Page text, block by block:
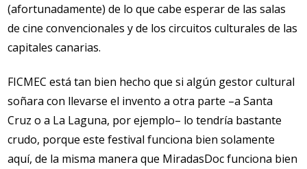
(afortunadamente) de lo que cabe esperar de las salas
de cine convencionales y de los circuitos culturales de las
capitales canarias.
FICMEC está tan bien hecho que si algún gestor cultural
soñara con llevarse el invento a otra parte –a Santa
Cruz o a La Laguna, por ejemplo– lo tendría bastante
crudo, porque este festival funciona bien solamente
aquí, de la misma manera que MiradasDoc funciona bien